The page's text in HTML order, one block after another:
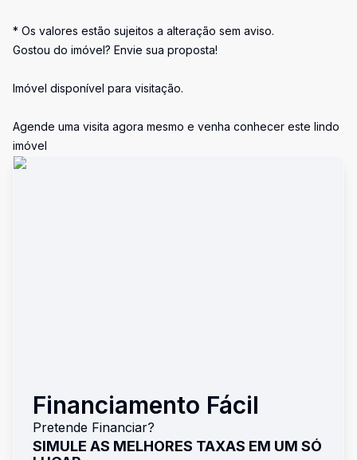
* Os valores estão sujeitos a alteração sem aviso.
Gostou do imóvel? Envie sua proposta!
Imóvel disponível para visitação.
Agende uma visita agora mesmo e venha conhecer este lindo
imóvel
Financiamento Fácil
Pretende Financiar?
SIMULE AS MELHORES TAXAS EM UM SÓ